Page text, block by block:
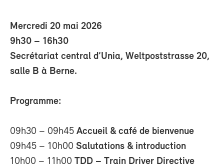
Mercredi 20 mai 2026
9h30 – 16h30
Secrétariat central d’Unia, Weltpoststrasse 20,
salle B à Berne.
Programme:
09h30 – 09h45 Accueil & café de bienvenue
09h45 – 10h00 Salutations & introduction
10h00 – 11h00 TDD – Train Driver Directive